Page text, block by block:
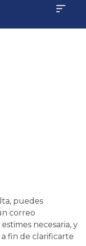
puedes
correo
necesaria, y
fin de clarificarte